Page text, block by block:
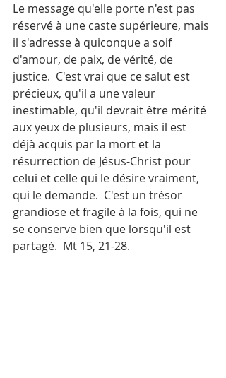
Le message qu'elle porte n'est pas
réservé à une caste supérieure, mais
il s'adresse à quiconque a soif
d'amour, de paix, de vérité, de
justice.  C'est vrai que ce salut est
précieux, qu'il a une valeur
inestimable, qu'il devrait être mérité
aux yeux de plusieurs, mais il est
déjà acquis par la mort et la
résurrection de Jésus-Christ pour
celui et celle qui le désire vraiment,
qui le demande.  C'est un trésor
grandiose et fragile à la fois, qui ne
se conserve bien que lorsqu'il est
partagé.  Mt 15, 21-28.